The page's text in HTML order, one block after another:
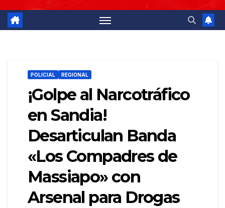
POLICIAL REGIONAL
¡Golpe al Narcotráfico
en Sandia!
Desarticulan Banda
«Los Compadres de
Massiapo» con
Arsenal para Drogas